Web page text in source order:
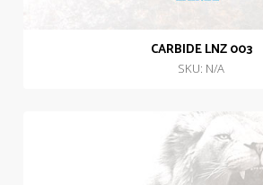
CARBIDE LNZ 003
SKU: N/A